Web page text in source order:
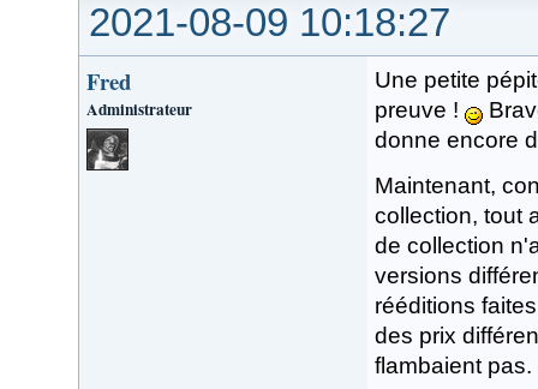
2021-08-09 10:18:27
Fred
Administrateur
Une petite
preuve !
donne encore
Maintenant,
collection, tout
de collection
versions
rééditions
des prix
flambaient pas.